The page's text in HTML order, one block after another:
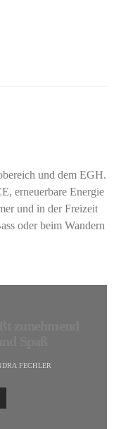
und dem EGH.
erneuerbare Energie
und in der Freizeit
oder beim Wandern
FECHLER